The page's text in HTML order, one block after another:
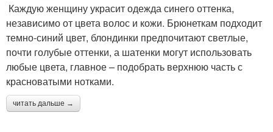
Каждую женщину украсит одежда синего оттенка,
независимо от цвета волос и кожи. Брюнеткам подходит
темно-синий цвет, блондинки предпочитают светлые,
почти голубые оттенки, а шатенки могут использовать
любые цвета, главное – подобрать верхнюю часть с
красноватыми нотками.
читать дальше →